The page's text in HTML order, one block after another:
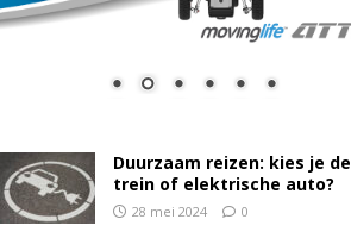
Duurzaam reizen: kies je de
trein of elektrische auto?
28 mei 2024 0